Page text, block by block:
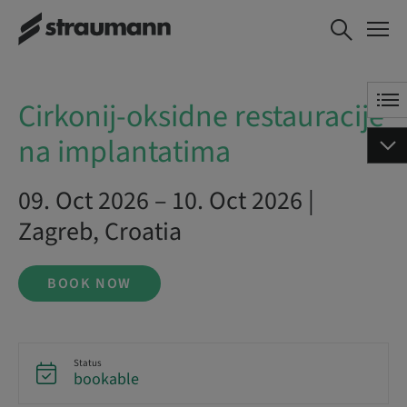
Cirkonij-oksidne restauracije na
implantatima
BOOK NOW
Cirkonij-oksidne restauracije
na implantatima
09. Oct 2026 – 10. Oct 2026 |
Zagreb, Croatia
BOOK NOW
Status
bookable